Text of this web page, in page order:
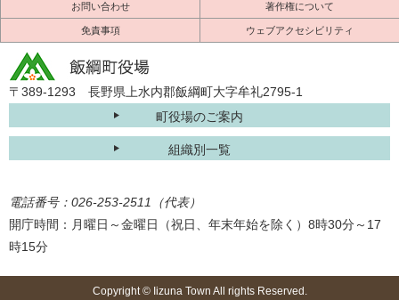
お問い合わせ 著作権について
免責事項 ウェブアクセシビリティ
〒389-1293 長野県上水内郡飯綱町大字牟礼2795-1
町役場のご案内
組織別一覧
電話番号：026-253-2511（代表）
開庁時間：月曜日～金曜日（祝日、年末年始を除く）8時30分～17
時15分
Copyright © Iizuna Town All rights Reserved.